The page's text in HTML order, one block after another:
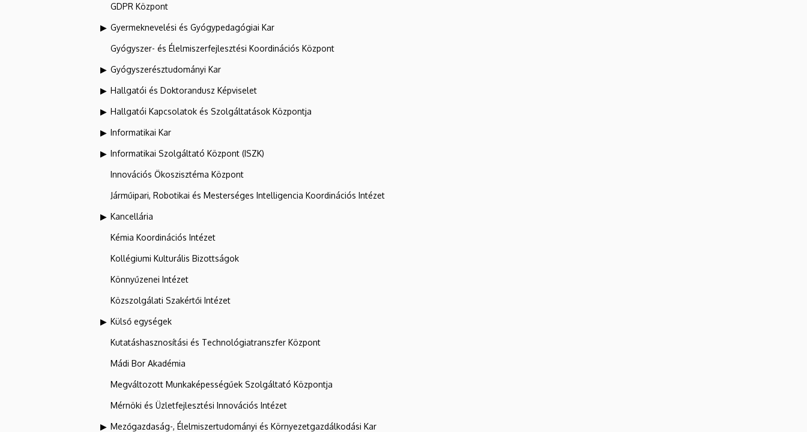
GDPR Központ
Gyermeknevelési és Gyógypedagógiai Kar
Gyógyszer- és Élelmiszerfejlesztési Koordinációs Központ
Gyógyszerésztudományi Kar
Hallgatói és Doktorandusz Képviselet
Hallgatói Kapcsolatok és Szolgáltatások Központja
Informatikai Kar
Informatikai Szolgáltató Központ (ISZK)
Innovációs Ökoszisztéma Központ
Járműipari, Robotikai és Mesterséges Intelligencia Koordinációs Intézet
Kancellária
Kémia Koordinációs Intézet
Kollégiumi Kulturális Bizottságok
Könnyűzenei Intézet
Közszolgálati Szakértői Intézet
Külső egységek
Kutatáshasznosítási és Technológiatranszfer Központ
Mádi Bor Akadémia
Megváltozott Munkaképességűek Szolgáltató Központja
Mérnöki és Üzletfejlesztési Innovációs Intézet
Mezőgazdaság-, Élelmiszertudományi és Környezetgazdálkodási Kar